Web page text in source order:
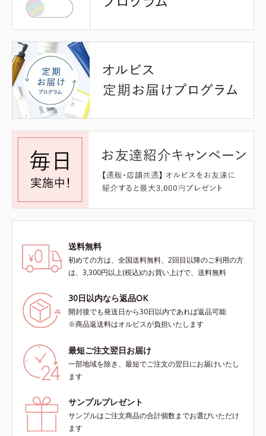
送料無料
初めての方は、全国送料無料、2回目以降のご利用の方
は、3,300円以上(税込)のお買い上げで、送料無料
30日以内なら返品OK
開封後でも発送日から30日以内であれば返品可能
※商品返送料はオルビスが負担いたします
最短ご注文翌日お届け
一部地域を除き、最短でご注文の翌日にお届けいたし
ます
サンプルプレゼント
サンプルはご注文商品の合計個数までお選びいただけ
ます